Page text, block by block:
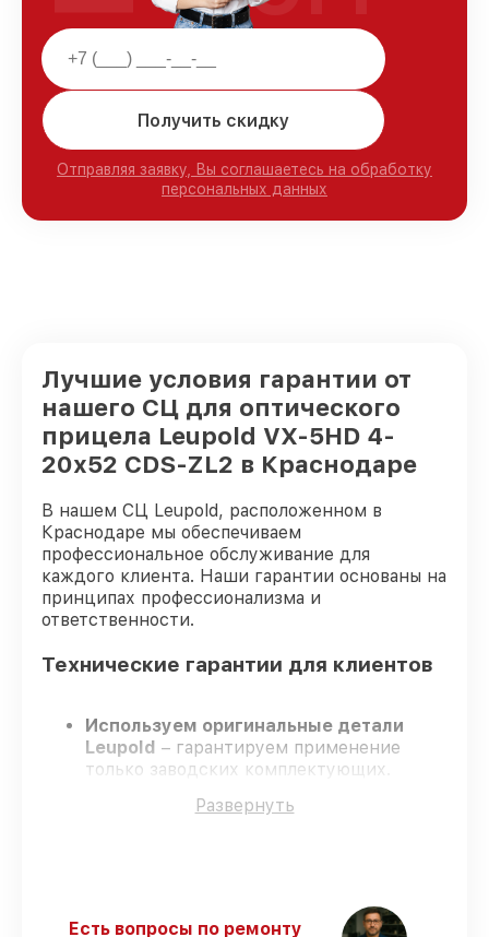
Получить скидку
Отправляя заявку, Вы соглашаетесь на обработку
персональных данных
Лучшие условия гарантии от
нашего СЦ для оптического
прицела Leupold VX-5HD 4-
20x52 CDS-ZL2 в Краснодаре
В нашем СЦ Leupold, расположенном в
Краснодаре мы обеспечиваем
профессиональное обслуживание для
каждого клиента. Наши гарантии основаны на
принципах профессионализма и
ответственности.
Технические гарантии для клиентов
Используем оригинальные детали
Leupold – гарантируем применение
только заводских комплектующих.
проходят строгий отбор, что
20x52 CDS-ZL2 без задержек.
Развернуть
Есть вопросы по ремонту